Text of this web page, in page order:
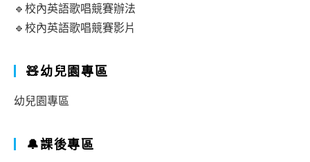
🔹校內英語歌唱競賽辦法
🔹校內英語歌唱競賽影片
🧸幼兒園專區
幼兒園專區
🔔課後專區